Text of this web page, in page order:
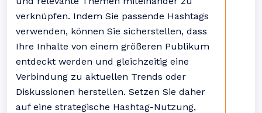
verknüpfen. Indem Sie passende Hashtags
verwenden, können Sie sicherstellen, dass
Ihre Inhalte von einem größeren Publikum
entdeckt werden und gleichzeitig eine
Verbindung zu aktuellen Trends oder
Diskussionen herstellen. Setzen Sie daher
auf eine strategische Hashtag-Nutzung,